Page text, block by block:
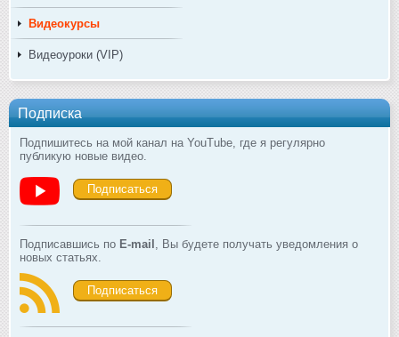
Видеокурсы
Видеоуроки (VIP)
Подписка
Подпишитесь на мой канал на YouTube, где я регулярно
публикую новые видео.
Подписаться
Подписавшись по E-mail , Вы будете получать уведомления о
новых статьях.
Подписаться